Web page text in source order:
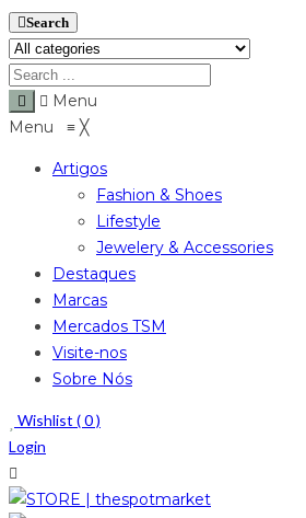
Search
Menu
Menu ≡ ╳
Artigos
Fashion & Shoes
Lifestyle
Jewelery & Accessories
Destaques
Marcas
Mercados TSM
Visite-nos
Sobre Nós
Wishlist (0)
Login